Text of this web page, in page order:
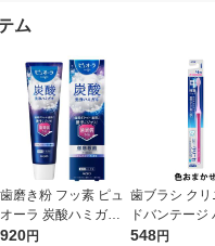
セット（2本） ライオ
ム
歯磨き粉 フッ素 ピュ
オーラ 炭酸ハミガキ
95g クリスタルソーダ
920円
歯ブラシ クリ
ドバンテージ
シ 4列 超コン
548円